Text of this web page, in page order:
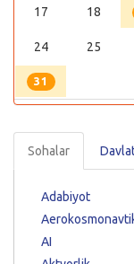
17 18
24 25
31
Sohalar
Adabiyot
AI